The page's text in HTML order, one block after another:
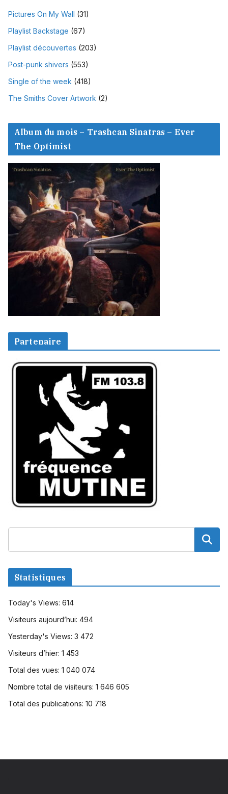
Pictures On My Wall (31)
Playlist Backstage (67)
Playlist découvertes (203)
Post-punk shivers (553)
Single of the week (418)
The Smiths Cover Artwork (2)
Album du mois – Trashcan Sinatras – Ever
The Optimist
Partenaire
Statistiques
Today's Views: 614
Visiteurs aujourd’hui: 494
Yesterday's Views: 3 472
Visiteurs d’hier: 1 453
Total des vues: 1 040 074
Nombre total de visiteurs: 1 646 605
Total des publications: 10 718